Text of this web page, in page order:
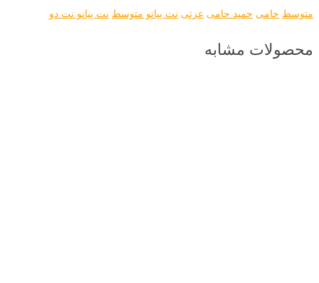
متوسط حامی حمید حامی عزتی نت پیانو متوسط نت پیانو نت دو
محصولات مشابه